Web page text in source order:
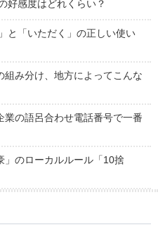
好感度はどれくらい？
と「いただく」の正しい使い
組み分け、地方によってこんな
業の語呂合わせ電話番号で一番
」のローカルルール「10捨